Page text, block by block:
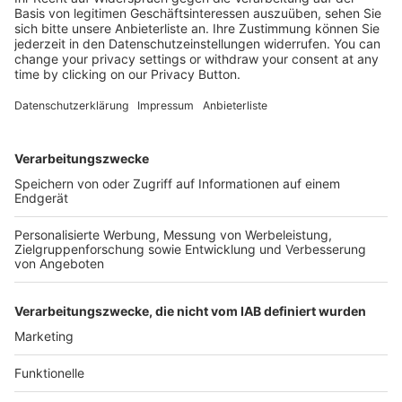
Kostenlose Rücksendung bis zu 14 Tage nach
Bestelleingang (innerhalb Deutschlands).
Versandkosten.
Der Bestellprozess ist mit Hilfe eines SSL-
SERVICE HOTLINE
SHOP SERVICE